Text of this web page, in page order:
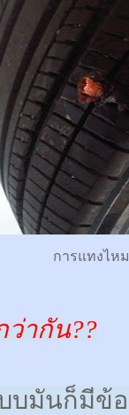
การแทงไหม
ว่ากัน??
บมันก็มีข้